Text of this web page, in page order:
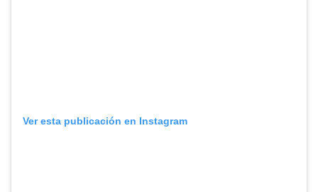
Ver esta publicación en Instagram